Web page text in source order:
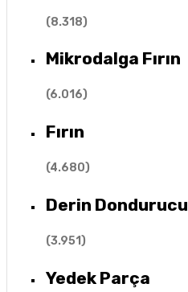
(8.318)
Mikrodalga Fırın
(6.016)
Fırın
(4.680)
Derin Dondurucu
(3.951)
Yedek Parça